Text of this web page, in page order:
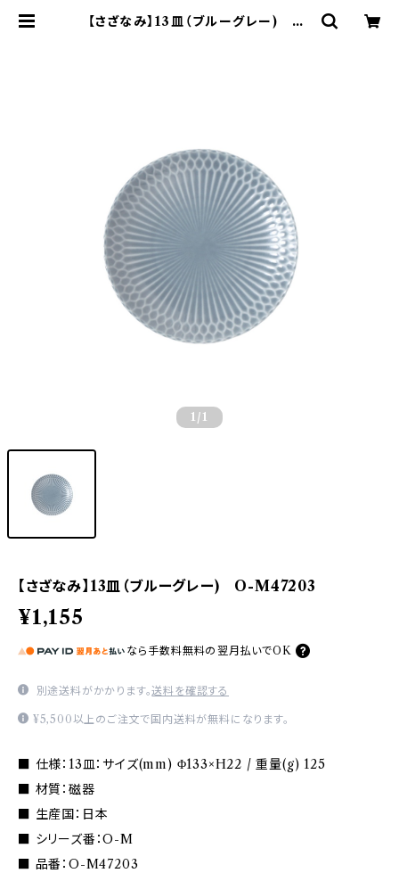
【さざなみ】13皿（ブルーグレー) O-
1 /1
【さざなみ】13皿（ブルーグレー) O-M47203
¥1,155
なら 手数料無料の 翌月払いでOK
別途送料がかかります。送料を確認する
¥5,500以上のご注文で国内送料が無料になります。
■ 仕様：13皿：サイズ(mm) Φ133×H22 / 重量(g) 125
■ 材質：磁器
■ 生産国：日本
■ シリーズ番：O-M
■ 品番：O-M47203